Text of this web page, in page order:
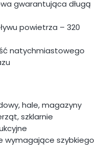
gwarantująca długą
powietrza – 320
natychmiastowego
hale, magazyny
szklarnie
wymagające szybkiego